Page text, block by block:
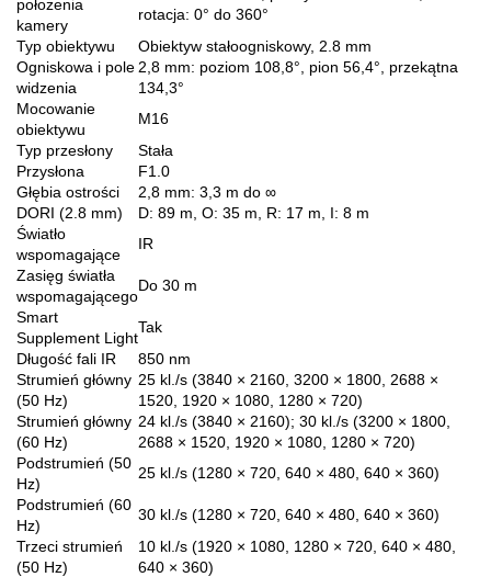
położenia
kamery
rotacja: 0° do 360°
Typ obiektywu
Obiektyw stałoogniskowy, 2.8 mm
Ogniskowa i pole
widzenia
2,8 mm: poziom 108,8°, pion 56,4°, przekątna
134,3°
Mocowanie
obiektywu
M16
Typ przesłony
Stała
Przysłona
F1.0
Głębia ostrości
2,8 mm: 3,3 m do ∞
DORI (2.8 mm)
D: 89 m, O: 35 m, R: 17 m, I: 8 m
Światło
wspomagające
IR
Zasięg światła
wspomagającego
Do 30 m
Smart
Supplement Light
Tak
Długość fali IR
850 nm
Strumień główny
(50 Hz)
25 kl./s (3840 × 2160, 3200 × 1800, 2688 ×
1520, 1920 × 1080, 1280 × 720)
Strumień główny
(60 Hz)
24 kl./s (3840 × 2160); 30 kl./s (3200 × 1800,
2688 × 1520, 1920 × 1080, 1280 × 720)
Podstrumień (50
Hz)
25 kl./s (1280 × 720, 640 × 480, 640 × 360)
Podstrumień (60
Hz)
30 kl./s (1280 × 720, 640 × 480, 640 × 360)
Trzeci strumień
(50 Hz)
10 kl./s (1920 × 1080, 1280 × 720, 640 × 480,
640 × 360)